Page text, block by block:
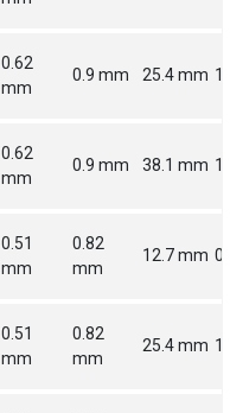
0.62
mm
0.9 mm 25.4 mm 1
0.62
mm
0.9 mm 38.1 mm
0.51
mm
0.82
mm
12.7 mm
0.51
mm
0.82
mm
25.4 mm 1